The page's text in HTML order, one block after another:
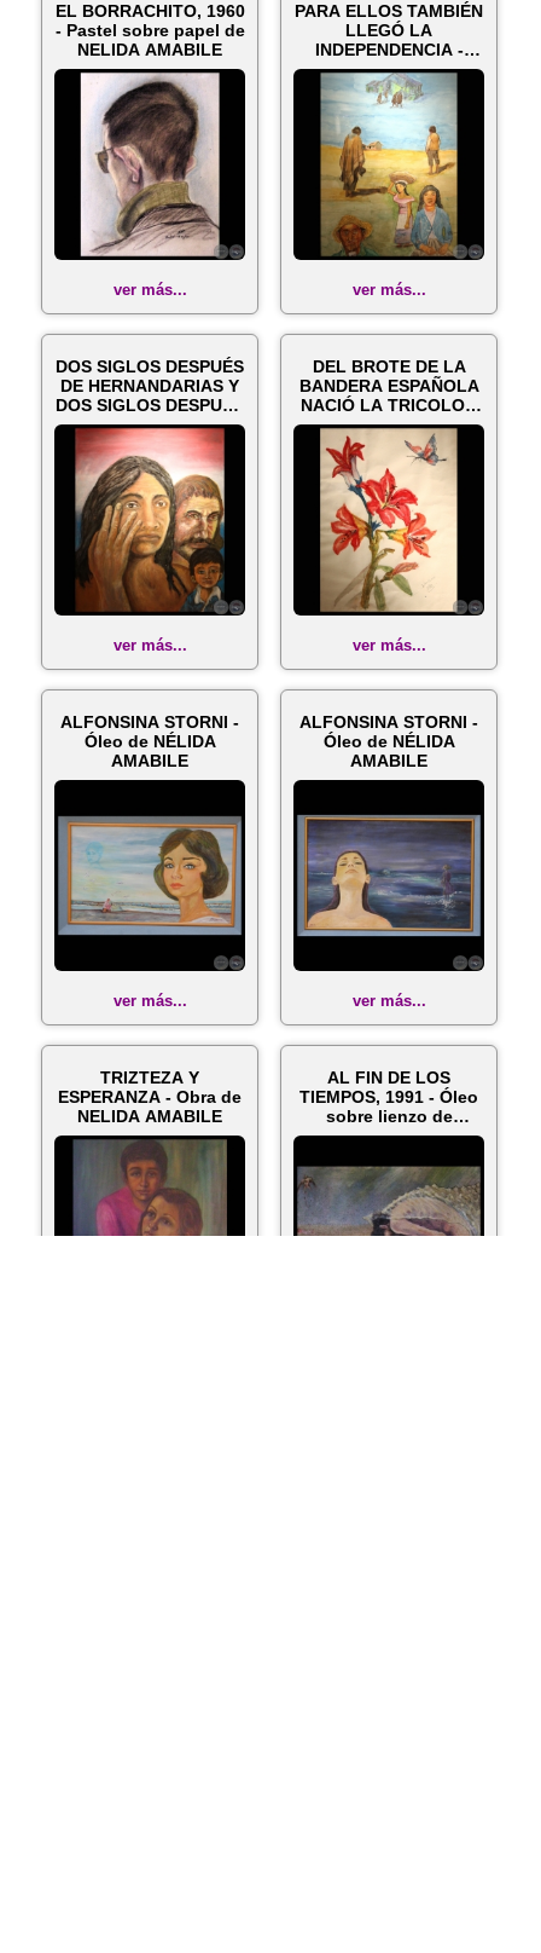
EL BORRACHITO, 1960
- Pastel sobre papel de
NELIDA AMABILE
ver más...
PARA ELLOS TAMBIÉN
LLEGÓ LA
INDEPENDENCIA -
Acuarela de NÉLIDA
AM...
ver más...
DOS SIGLOS DESPUÉS
DE HERNANDARIAS Y
DOS SIGLOS DESPUÉS
DE LA IND...
ver más...
DEL BROTE DE LA
BANDERA ESPAÑOLA
NACIÓ LA TRICOLOR
EN FLOR - Acua...
ver más...
ALFONSINA STORNI -
Óleo de NÉLIDA
AMABILE
ver más...
ALFONSINA STORNI -
Óleo de NÉLIDA
AMABILE
ver más...
TRIZTEZA Y
ESPERANZA - Obra de
NELIDA AMABILE
AL FIN DE LOS
TIEMPOS, 1991 - Óleo
sobre lienzo de
NELIDA AMABILE